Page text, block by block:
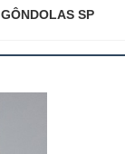
GÔNDOLAS SP